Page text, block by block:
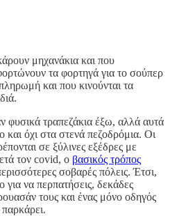
μηχανάκια και που
τα φορτηγά για το σούπερ
και που κινούνται τα
φυσικά τραπεζάκια έξω, αλλά αυτά
όχι στα στενά πεζοδρόμια. Οι
σε ξύλινες εξέδρες με
τον covid, ο βασικός τρόπος
σοβαρές πόλεις. Έτσι,
για να περπατήσεις, δεκάδες
τους και ένας μόνο οδηγός